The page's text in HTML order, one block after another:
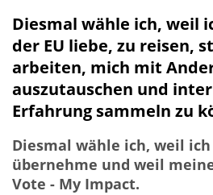
Diesmal wähle ich, weil
der EU liebe, zu reisen,
arbeiten, mich mit
auszutauschen und
Erfahrung sammeln zu
Diesmal wähle ich, weil
übernehme und weil
Vote - My Impact.